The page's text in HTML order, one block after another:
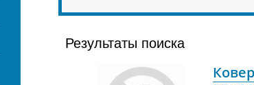
Результаты поиска